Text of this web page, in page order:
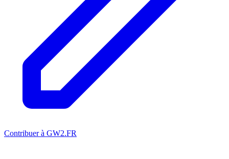
Contribuer à GW2.FR